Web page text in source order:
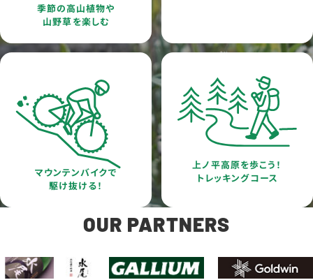
季節の高山植物や
山野草を楽しむ
マウンテンバイクで
駆け抜ける！
上ノ平高原を歩こう！
トレッキングコース
OUR PARTNERS